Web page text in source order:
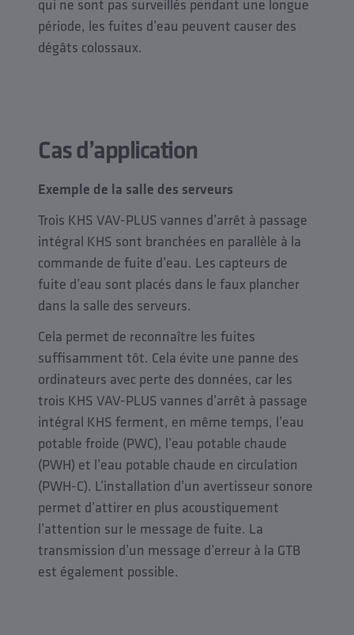
qui ne sont pas surveillés pendant une longue
période, les fuites d’eau peuvent causer des
dégâts colossaux.
Cas d’application
Exemple de la salle des serveurs
Trois KHS VAV-PLUS vannes d’arrêt à passage
intégral KHS sont branchées en parallèle à la
commande de fuite d’eau. Les capteurs de
fuite d’eau sont placés dans le faux plancher
dans la salle des serveurs.
Cela permet de reconnaître les fuites
suffisamment tôt. Cela évite une panne des
ordinateurs avec perte des données, car les
trois KHS VAV-PLUS vannes d’arrêt à passage
intégral KHS ferment, en même temps, l’eau
potable froide (PWC), l’eau potable chaude
(PWH) et l’eau potable chaude en circulation
(PWH-C). L’installation d’un avertisseur sonore
permet d’attirer en plus acoustiquement
l’attention sur le message de fuite. La
transmission d’un message d’erreur à la GTB
est également possible.